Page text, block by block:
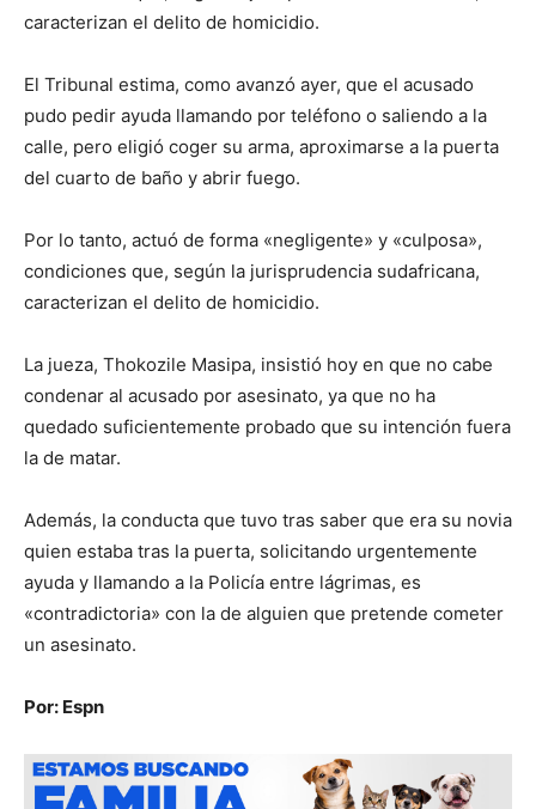
caracterizan el delito de homicidio.
El Tribunal estima, como avanzó ayer, que el acusado
pudo pedir ayuda llamando por teléfono o saliendo a la
calle, pero eligió coger su arma, aproximarse a la puerta
del cuarto de baño y abrir fuego.
Por lo tanto, actuó de forma «negligente» y «culposa»,
condiciones que, según la jurisprudencia sudafricana,
caracterizan el delito de homicidio.
La jueza, Thokozile Masipa, insistió hoy en que no cabe
condenar al acusado por asesinato, ya que no ha
quedado suficientemente probado que su intención fuera
la de matar.
Además, la conducta que tuvo tras saber que era su novia
quien estaba tras la puerta, solicitando urgentemente
ayuda y llamando a la Policía entre lágrimas, es
«contradictoria» con la de alguien que pretende cometer
un asesinato.
Por: Espn